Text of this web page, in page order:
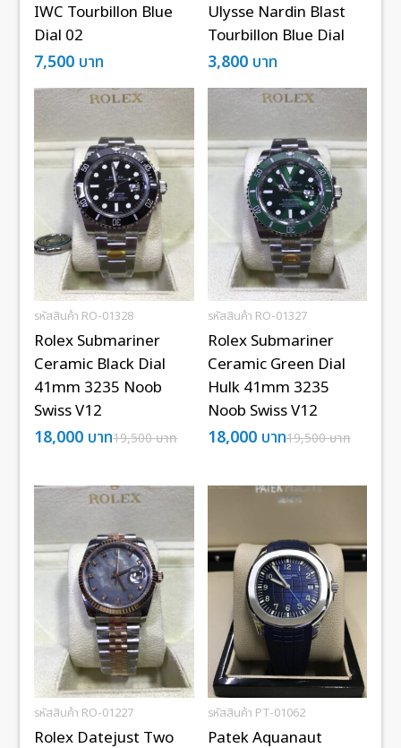
IWC Tourbillon Blue
Dial 02
7,500 บาท
Ulysse Nardin Blast
Tourbillon Blue Dial
3,800 บาท
รหัสสินค้า RO-01328
Rolex Submariner
Ceramic Black Dial
41mm 3235 Noob
Swiss V12
19,500บาท
18,000 บาท
รหัสสินค้า RO-01327
Rolex Submariner
Ceramic Green Dial
Hulk 41mm 3235
Noob Swiss V12
19,500บาท
18,000 บาท
รหัสสินค้า RO-01227
Rolex Datejust Two
รหัสสินค้า PT-01062
Patek Aquanaut